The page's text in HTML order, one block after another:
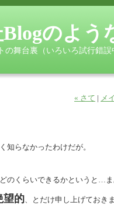
のよう
の舞台裏（いろいろ試行錯誤
« さて | メ
知らなかったわけだが。
のくらいできるかというと…ま
望的、とだけ申し上げておき